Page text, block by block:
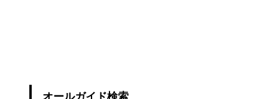
オールガイド検索